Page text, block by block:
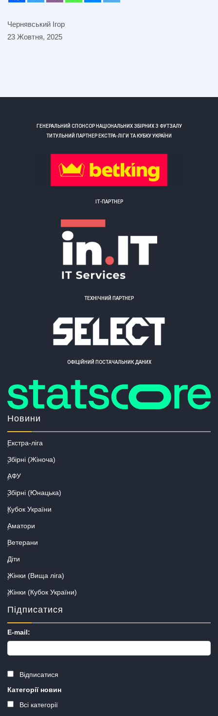
Чернявський Ігор
23 Жовтня, 2025
ГЕНЕРАЛЬНИЙ СПОНСОР НАЦІОНАЛЬНИХ ЗБІРНИХ З ФУТЗАЛУ
ТИТУЛЬНИЙ ПАРТНЕР ЕКСТРА-ЛІГИ ТА КУБКУ УКРАЇНИ
ІТ-ПАРТНЕР
ТЕХНІЧНИЙ ПАРТНЕР
ОФІЦІЙНИЙ ПОСТАЧАЛЬНИК ДАНИХ
Новини
Екстра-ліга
Збірні (Жіноча)
АФУ
Збірні (Юнацька)
Кубок України
Аматори
Ветерани
Діти
Жінки (Вища ліга)
Жінки (Кубок України)
Підписатися
E-mail:
Відписатися
Категорії новин
Всі категорії